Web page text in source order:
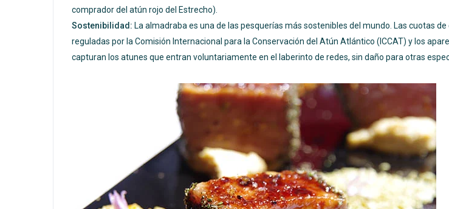
comprador del atún rojo del Estrecho).
Sostenibilidad: La almadraba es una de las pesquerías más sostenibles del mundo. Las cuotas
reguladas por la Comisión Internacional para la Conservación del Atún Atlántico (ICCAT) y los
capturan los atunes que entran voluntariamente en el laberinto de redes, sin daño para otras